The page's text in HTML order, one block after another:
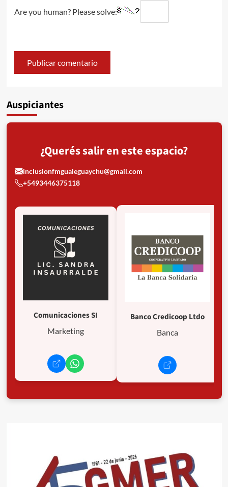
Are you human? Please solve:
Auspiciantes
¿Querés salir en este espacio?
inclusionfmgualeguaychu@gmail.com
+5493446375118
Comunicaciones SI
Marketing
Banco Credicoop Ltdo
Banca